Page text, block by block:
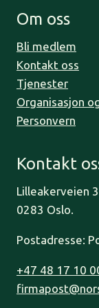
Om oss
Bli medlem
Kontakt oss
Tjenester
Organisasjon
Personvern
Kontakt
Lilleakerveien
0283 Oslo.
Postadresse:
+47 48 17 10